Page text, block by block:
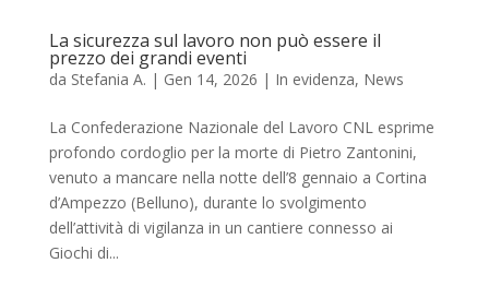
La sicurezza sul lavoro non può essere il
prezzo dei grandi eventi
da Stefania A. | Gen 14, 2026 | In evidenza, News
La Confederazione Nazionale del Lavoro CNL esprime
profondo cordoglio per la morte di Pietro Zantonini,
venuto a mancare nella notte dell’8 gennaio a Cortina
d’Ampezzo (Belluno), durante lo svolgimento
dell’attività di vigilanza in un cantiere connesso ai
Giochi di...